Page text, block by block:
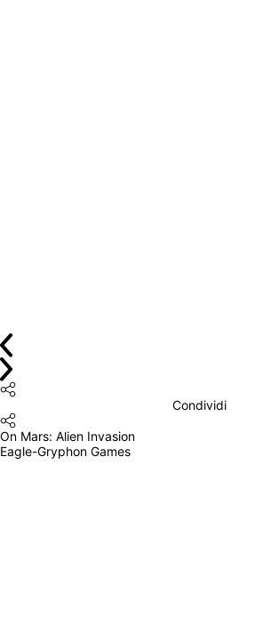
Condividi
On Mars: Alien Invasion
Eagle-Gryphon Games